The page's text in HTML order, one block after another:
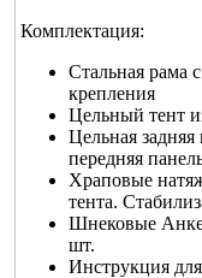
Комплектация:
Стальная рама
крепления
Цельный тент
Цельная
передняя
Храповые
тента.
Шнековые
шт.
Инструкция